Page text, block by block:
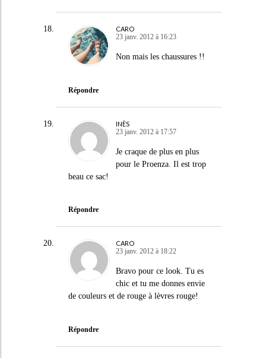
CARO
23 janv. 2012 à 16:23
Non mais les chaussures !!
Répondre
INÈS
23 janv. 2012 à 17:57
Je craque de plus en plus
pour le Proenza. Il est trop
beau ce sac!
Répondre
CARO
23 janv. 2012 à 18:22
Bravo pour ce look. Tu es
chic et tu me donnes envie
de couleurs et de rouge à lèvres rouge!
Répondre